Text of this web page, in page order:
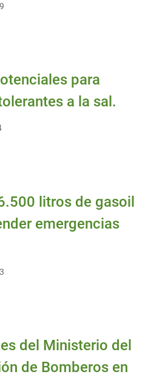
para
a la sal.
litros de gasoil
emergencias
del Ministerio del
de Bomberos en